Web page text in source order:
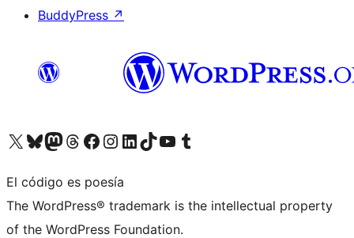
BuddyPress ↗
Visita nuestra cuenta de X (anteriormente Twitter)
Visita nuestra cuenta de Bluesky
Visita nuestra cuenta de Mastodon
Visita nuestra cuenta de Threads
Visita nuestra página de Facebook
Visita nuestra cuenta de Instagram
Visita nuestra cuenta de LinkedIn
Visita nuestra cuenta de TikTok
Visita nuestro canal de YouTube
Visita nuestra cuenta de Tumblr
El código es poesía
The WordPress® trademark is the intellectual property
of the WordPress Foundation.